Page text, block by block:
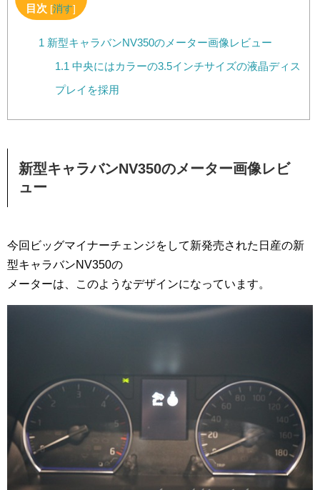
目次 [消す]
1 新型キャラバンNV350のメーター画像レビュー
1.1 中央にはカラーの3.5インチサイズの液晶ディス
プレイを採用
新型キャラバンNV350のメーター画像レビ
ュー
今回ビッグマイナーチェンジをして新発売された日産の新
型キャラバンNV350の
メーターは、このようなデザインになっています。